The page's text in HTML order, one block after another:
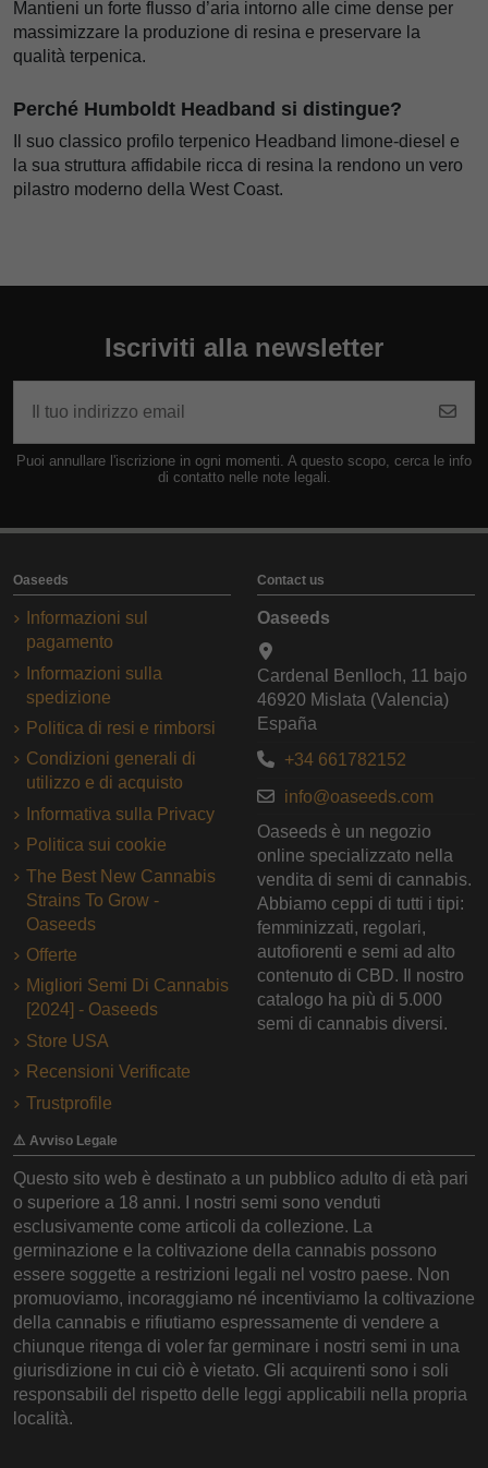
Mantieni un forte flusso d’aria intorno alle cime dense per
massimizzare la produzione di resina e preservare la
qualità terpenica.
Perché Humboldt Headband si distingue?
Il suo classico profilo terpenico Headband limone-diesel e
la sua struttura affidabile ricca di resina la rendono un vero
pilastro moderno della West Coast.
Iscriviti alla newsletter
Puoi annullare l'iscrizione in ogni momenti. A questo scopo, cerca le info
di contatto nelle note legali.
Oaseeds
Informazioni sul
pagamento
Informazioni sulla
spedizione
Politica di resi e rimborsi
Condizioni generali di
utilizzo e di acquisto
Informativa sulla Privacy
Politica sui cookie
The Best New Cannabis
Strains To Grow -
Oaseeds
Offerte
Migliori Semi Di Cannabis
[2024] - Oaseeds
Store USA
Recensioni Verificate
Trustprofile
Contact us
Oaseeds
Cardenal Benlloch, 11 bajo
46920 Mislata (Valencia)
España
+34 661782152
info@oaseeds.com
Oaseeds è un negozio
online specializzato nella
vendita di semi di cannabis.
Abbiamo ceppi di tutti i tipi:
femminizzati, regolari,
autofiorenti e semi ad alto
contenuto di CBD. Il nostro
catalogo ha più di 5.000
semi di cannabis diversi.
⚠️ Avviso Legale
Questo sito web è destinato a un pubblico adulto di età pari
o superiore a 18 anni. I nostri semi sono venduti
esclusivamente come articoli da collezione. La
germinazione e la coltivazione della cannabis possono
essere soggette a restrizioni legali nel vostro paese. Non
promuoviamo, incoraggiamo né incentiviamo la coltivazione
della cannabis e rifiutiamo espressamente di vendere a
chiunque ritenga di voler far germinare i nostri semi in una
giurisdizione in cui ciò è vietato. Gli acquirenti sono i soli
responsabili del rispetto delle leggi applicabili nella propria
località.